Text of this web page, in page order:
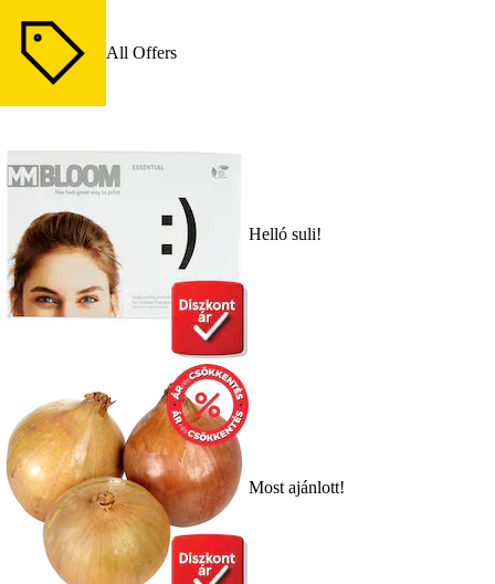
All Offers
Helló suli!
Most ajánlott!